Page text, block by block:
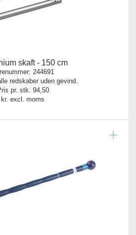
skaft - 150 cm
244691
redskaber uden gevind.
pr. stk. 94,50
kr. excl. moms